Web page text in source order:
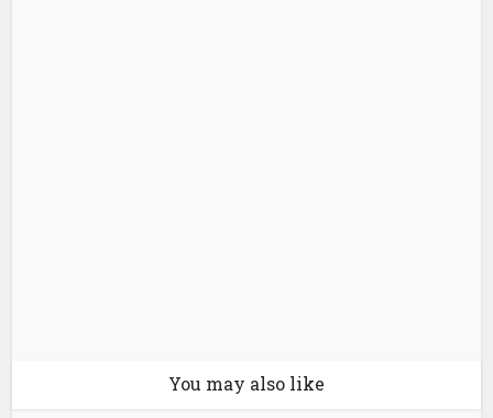
You may also like